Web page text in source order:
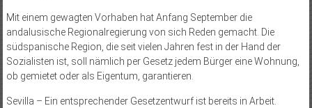
Mit einem gewagten Vorhaben hat Anfang September die
andalusische Regionalregierung von sich Reden gemacht. Die
südspanische Region, die seit vielen Jahren fest in der Hand der
Sozialisten ist, soll nämlich per Gesetz jedem Bürger eine Wohnung,
ob gemietet oder als Eigentum, garantieren.
Sevilla – Ein entsprechender Gesetzentwurf ist bereits in Arbeit.